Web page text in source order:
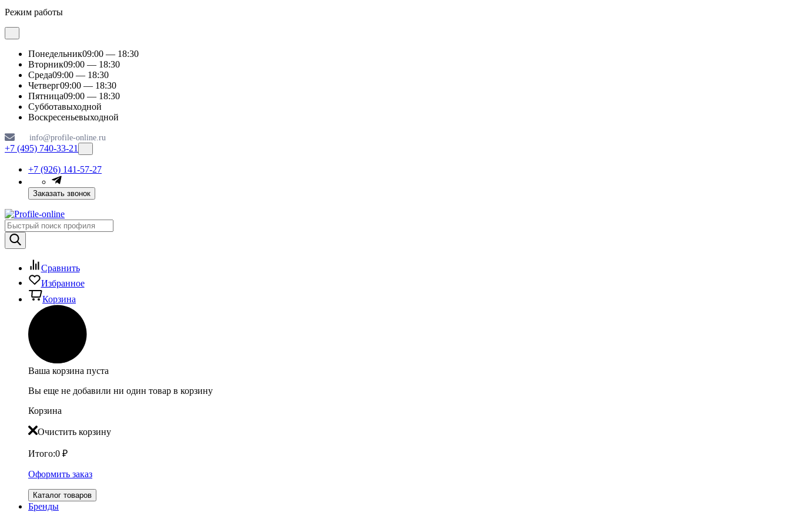
Режим работы
Понедельник09:00 — 18:30
Вторник09:00 — 18:30
Среда09:00 — 18:30
Четверг09:00 — 18:30
Пятница09:00 — 18:30
Субботавыходной
Воскресеньевыходной
info@profile-online.ru
+7 (495) 740-33-21
+7 (926) 141-57-27
Заказать звонок
Сравнить
Избранное
Корзина
Ваша корзина пуста
Вы еще не добавили ни один товар в корзину
Корзина
Очистить корзину
Итого:0 ₽
Оформить заказ
Каталог товаров
Бренды